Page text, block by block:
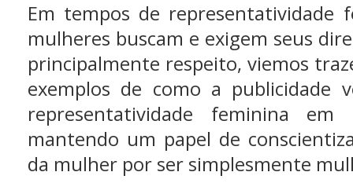
Em tempos de representatividade
mulheres buscam e exigem seus
principalmente respeito, viemos
exemplos de como a publicidade
representatividade feminina em
mantendo um papel de
da mulher por ser simplesmente